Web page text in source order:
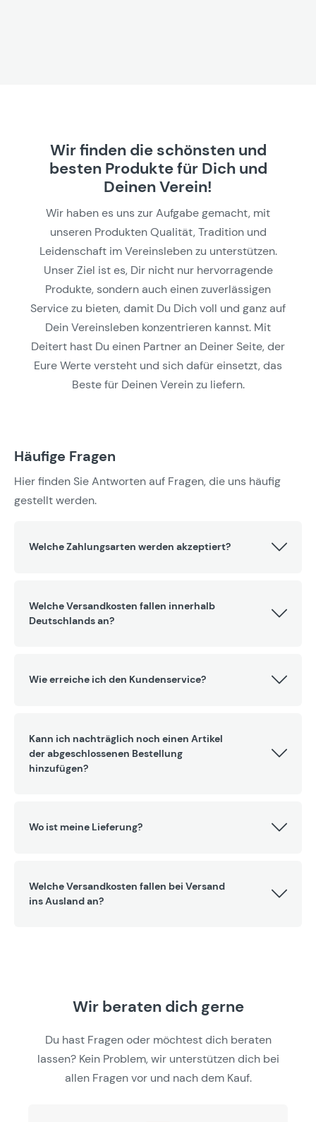
Wir finden die schönsten und
besten Produkte für Dich und
Deinen Verein!
Wir haben es uns zur Aufgabe gemacht, mit
unseren Produkten Qualität, Tradition und
Leidenschaft im Vereinsleben zu unterstützen.
Unser Ziel ist es, Dir nicht nur hervorragende
Produkte, sondern auch einen zuverlässigen
Service zu bieten, damit Du Dich voll und ganz auf
Dein Vereinsleben konzentrieren kannst. Mit
Deitert hast Du einen Partner an Deiner Seite, der
Eure Werte versteht und sich dafür einsetzt, das
Beste für Deinen Verein zu liefern.
Häufige Fragen
Hier finden Sie Antworten auf Fragen, die uns häufig
gestellt werden.
Welche Zahlungsarten werden akzeptiert?
Welche Versandkosten fallen innerhalb
Deutschlands an?
Wie erreiche ich den Kundenservice?
Kann ich nachträglich noch einen Artikel
der abgeschlossenen Bestellung
hinzufügen?
Wo ist meine Lieferung?
Welche Versandkosten fallen bei Versand
ins Ausland an?
Wir beraten dich gerne
Du hast Fragen oder möchtest dich beraten
lassen? Kein Problem, wir unterstützen dich bei
allen Fragen vor und nach dem Kauf.